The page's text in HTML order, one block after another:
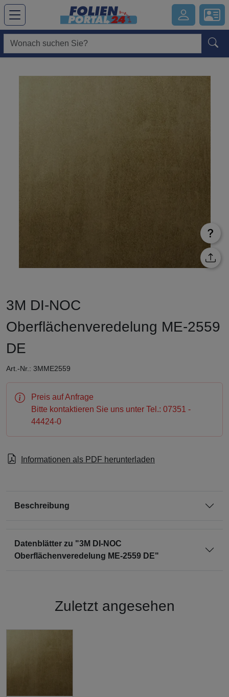
Hauptregion der Seite anspringen
3M DI-NOC
Oberflächenveredelung ME-2559
DE
Art.-Nr.: 3MME2559
Preis auf Anfrage
Bitte kontaktieren Sie uns unter Tel.: 07351 -
44424-0
Informationen als PDF herunterladen
Beschreibung
Datenblätter zu "3M DI-NOC
Oberflächenveredelung ME-2559 DE"
Zuletzt angesehen